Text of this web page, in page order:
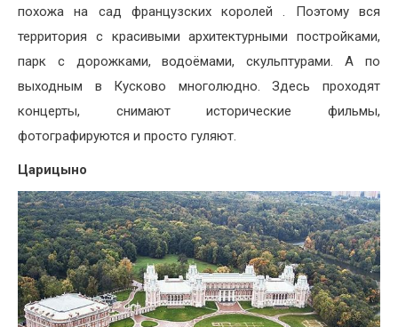
похожа на сад французских королей . Поэтому вся
территория с красивыми архитектурными постройками,
парк с дорожками, водоёмами, скульптурами. А по
выходным в Кусково многолюдно. Здесь проходят
концерты, снимают исторические фильмы,
фотографируются и просто гуляют.
Царицыно